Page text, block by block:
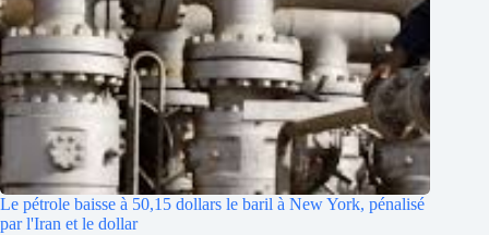
Le pétrole baisse à 50,15 dollars le baril à New York, pénalisé
par l'Iran et le dollar